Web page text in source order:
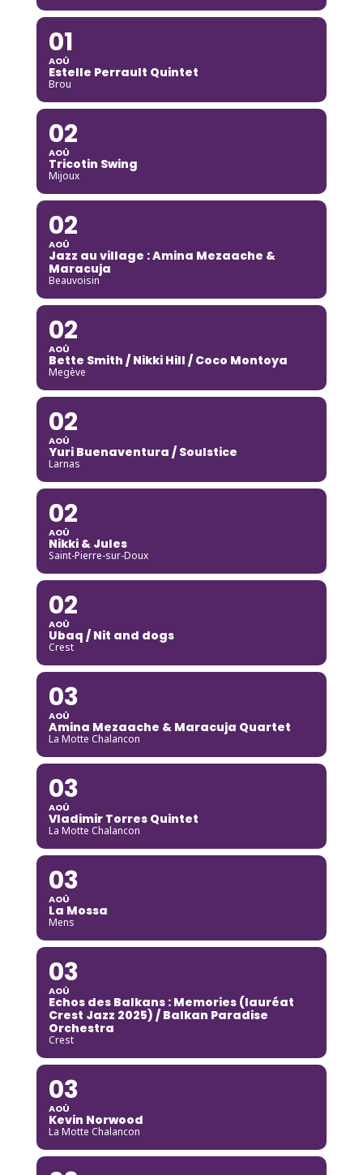
01
AOÛ
Estelle Perrault Quintet
Brou
02
AOÛ
Tricotin Swing
Mijoux
02
AOÛ
Jazz au village : Amina Mezaache &
Maracuja
Beauvoisin
02
AOÛ
Bette Smith / Nikki Hill / Coco Montoya
Megève
02
AOÛ
Yuri Buenaventura / Soulstice
Larnas
02
AOÛ
Nikki & Jules
Saint-Pierre-sur-Doux
02
AOÛ
Ubaq / Nit and dogs
Crest
03
AOÛ
Amina Mezaache & Maracuja Quartet
La Motte Chalancon
03
AOÛ
Vladimir Torres Quintet
La Motte Chalancon
03
AOÛ
La Mossa
Mens
03
AOÛ
Echos des Balkans : Memories (lauréat
Crest Jazz 2025) / Balkan Paradise
Orchestra
Crest
03
AOÛ
Kevin Norwood
La Motte Chalancon